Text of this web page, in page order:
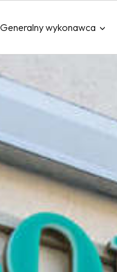
Generalny wykonawca